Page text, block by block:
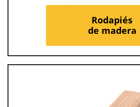
Rodapiés
de madera